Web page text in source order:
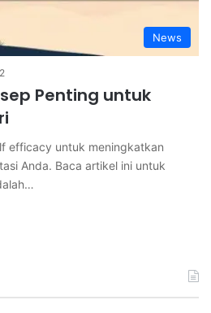
News
Penting untuk
efficacy untuk meningkatkan
Anda. Baca artikel ini untuk